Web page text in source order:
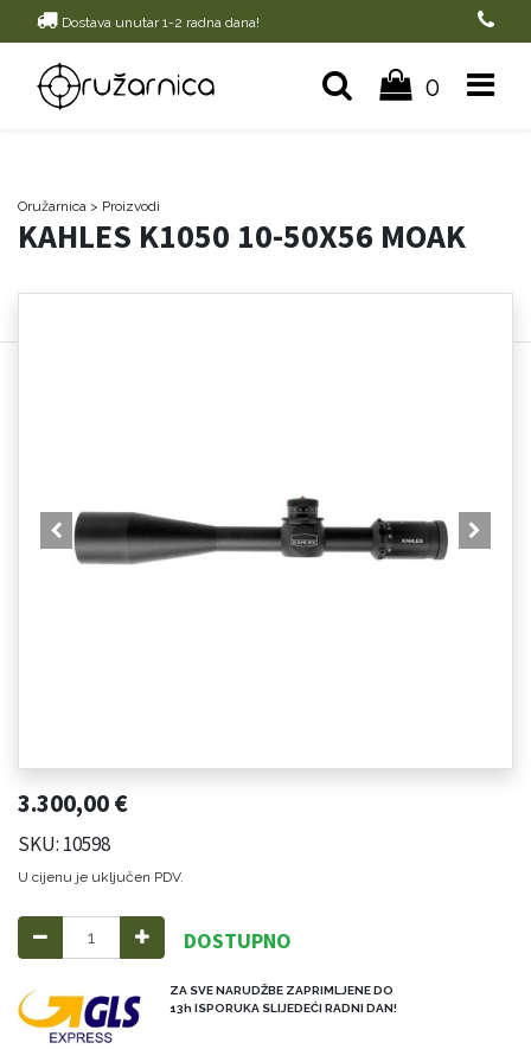
Dostava unutar 1-2 radna dana!
0
Oružarnica > Proizvodi
KAHLES K1050 10-50X56 MOAK
3.300,00€
SKU: 10598
U cijenu je uključen PDV.
DOSTUPNO
ZA SVE NARUDŽBE ZAPRIMLJENE DO
13h ISPORUKA SLIJEDEĆI RADNI DAN!